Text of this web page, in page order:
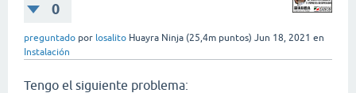
0
preguntado por losalito Huayra Ninja (25,4m puntos) Jun 18, 2021 en
Instalación
Tengo el siguiente problema: